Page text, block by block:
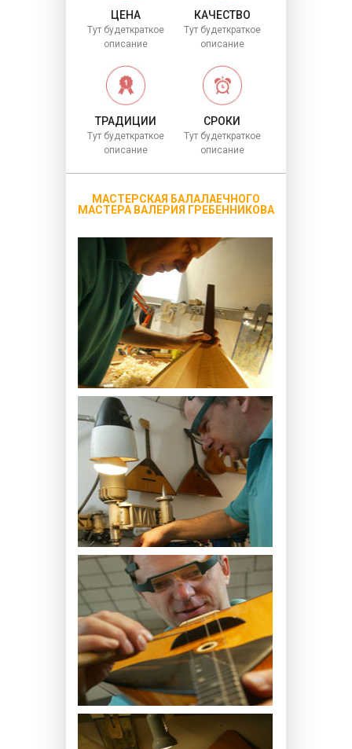
ЦЕНА
Тут будеткраткое
описание
КАЧЕСТВО
Тут будеткраткое
описание
ТРАДИЦИИ
Тут будеткраткое
описание
СРОКИ
Тут будеткраткое
описание
МАСТЕРСКАЯ БАЛАЛАЕЧНОГО
МАСТЕРА ВАЛЕРИЯ ГРЕБЕННИКОВА